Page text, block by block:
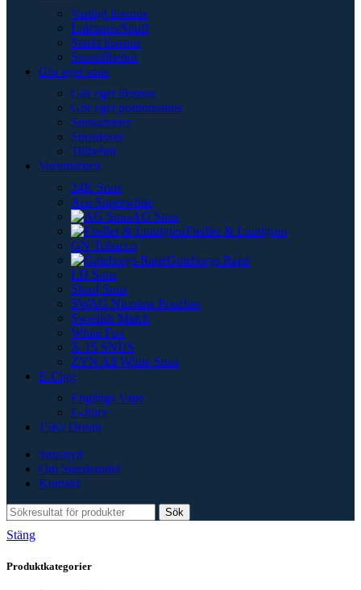
Vanligt lössnus
Luktsnus/Snuff
Starkt lössnus
Snustillbehör
Gör eget snus
Gör eget lössnus
Gör eget portionssnus
Snusaromer
Snusdosor
Tillbehör
Varumärken
24K Snus
Ace Superwhite
AG Snus
Fiedler & Lundgren
GN Tobacco
Göteborgs Rapé
LD Snus
Skruf Snus
SWAG Nicotine Pouches
Swedish Match
White Fox
X-15 SNUS
ZYN All White Snus
E-Cigg
Engångs Vape
E-Juice
15Kr Dosan
Snusnytt
Om Snushandel
Kontakt
Sök
Stäng
Produktkategorier